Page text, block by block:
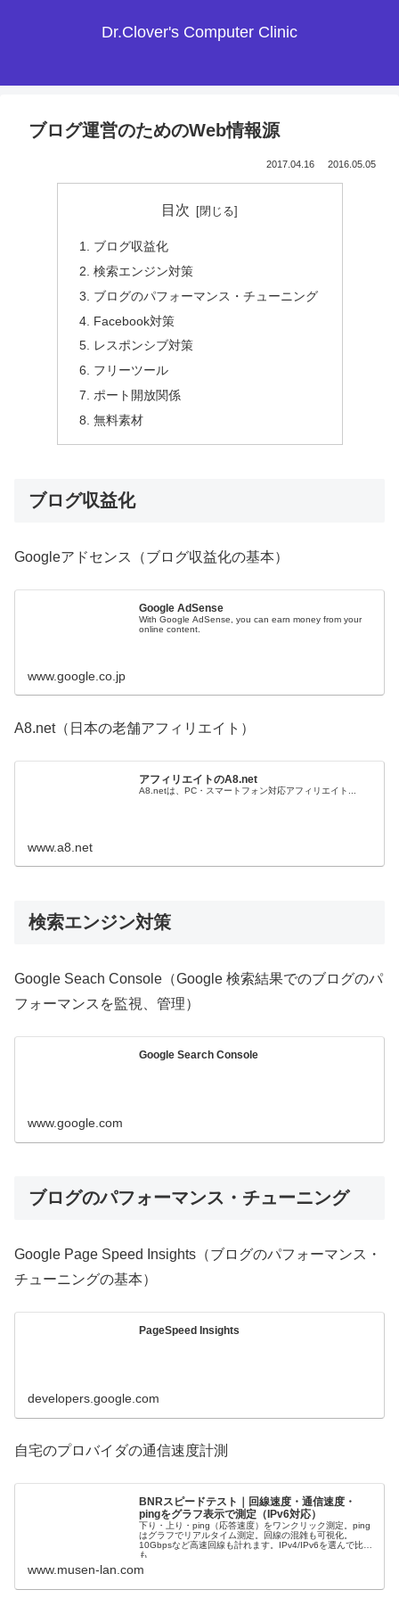
Dr.Clover's Computer Clinic
ブログ運営のためのWeb情報源
2017.04.16 2016.05.05
目次
ブログ収益化
検索エンジン対策
ブログのパフォーマンス・チューニング
Facebook対策
レスポンシブ対策
フリーツール
ポート開放関係
無料素材
ブログ収益化
Googleアドセンス（ブログ収益化の基本）
Google AdSense
With Google AdSense, you can earn money from your
online content.
www.google.co.jp
A8.net（日本の老舗アフィリエイト）
アフィリエイトのA8.net
A8.netは、PC・スマートフォン対応アフィリエイト...
www.a8.net
検索エンジン対策
Google Seach Console（Google 検索結果でのブログのパ
フォーマンスを監視、管理）
Google Search Console
www.google.com
ブログのパフォーマンス・チューニング
Google Page Speed Insights（ブログのパフォーマンス・
チューニングの基本）
PageSpeed Insights
developers.google.com
自宅のプロバイダの通信速度計測
BNRスピードテスト｜回線速度・通信速度・
pingをグラフ表示で測定（IPv6対応）
下り・上り・ping（応答速度）をワンクリック測定。ping
はグラフでリアルタイム測定。回線の混雑も可視化。
10Gbpsなど高速回線も計れます。IPv4/IPv6を選んで比較
も
www.musen-lan.com